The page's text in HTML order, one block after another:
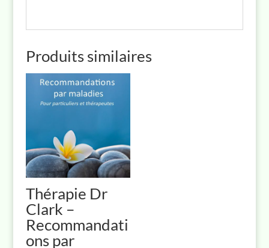
Produits similaires
Thérapie Dr
Clark –
Recommandati
ons par